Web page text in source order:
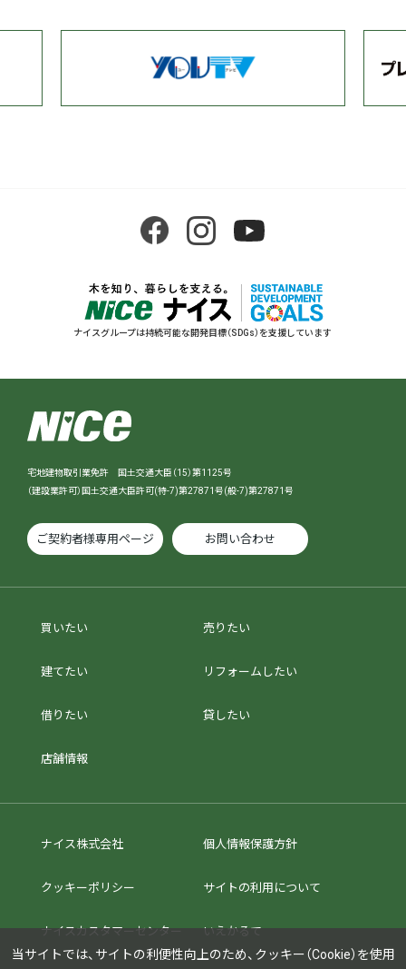
ナイスグループは持続可能な開発目標（SDGs）を支援しています
宅地建物取引業免許 国土交通大臣（15）第1125号
（建設業許可）国土交通大臣許可(特-7)第27871号(般-7)第27871号
ご契約者様専用ページ お問い合わせ
買いたい 売りたい
建てたい リフォームしたい
借りたい 貸したい
店舗情報
ナイス株式会社 個人情報保護方針
クッキーポリシー サイトの利用について
ナイスカスタマーセンター いえかるて
当サイトでは、サイトの利便性向上のため、クッキー（Cookie）を使用